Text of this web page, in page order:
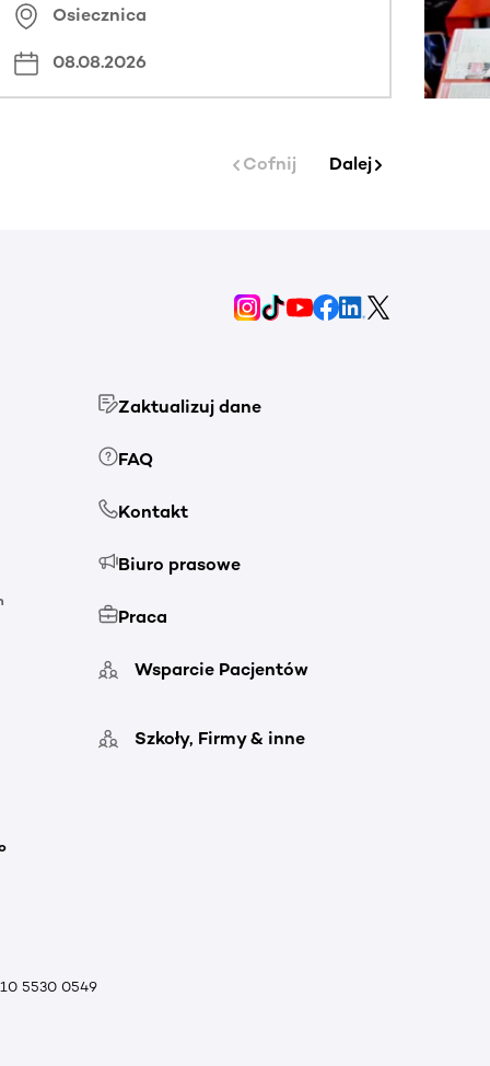
Osiecznica
08.08.2026
Cofnij Dalej
Zaktualizuj dane
FAQ
Kontakt
Biuro prasowe
Praca
Wsparcie Pacjentów
Szkoły, Firmy & inne
5530 0549